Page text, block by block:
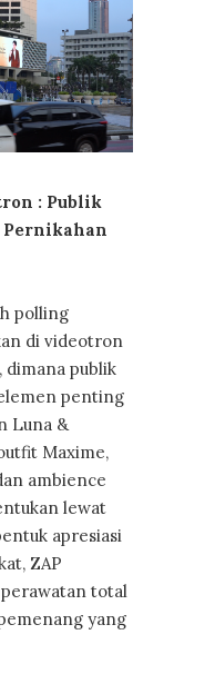
: Publik
Pernikahan
polling
di videotron
publik
penting
Luna &
Maxime,
ambience
lewat
apresiasi
ZAP
total
yang